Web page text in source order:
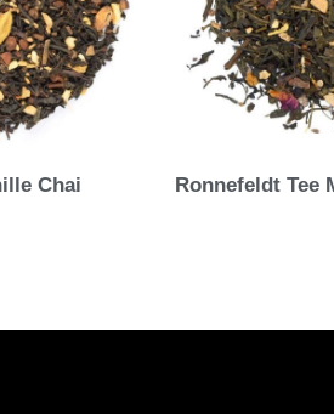
Chai Ronnefeldt Tee